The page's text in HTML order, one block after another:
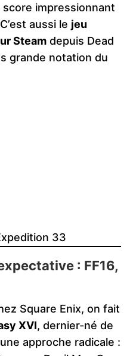
impressionnant
aussi le jeu
Steam depuis Dead
grande notation du
33
: FF16,
Square Enix, on fait
XVI, dernier-né de
approche radicale :